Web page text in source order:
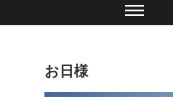
お日様